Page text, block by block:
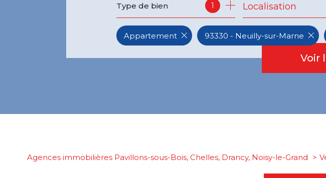
de l'ancien
du neuf
de l'immo pro
Type de bien 1 Localisation
Voir
Appartement 93330 - Neuilly-sur-Marne
Agences immobilières Pavillons-sous-Bois, Chelles, Drancy, Noisy-le-Grand